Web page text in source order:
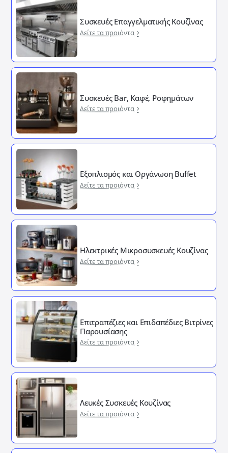
Συσκευές Επαγγελματικής Κουζίνας
Δείτε τα προιόντα
Συσκευές Bar, Καφέ, Ροφημάτων
Δείτε τα προιόντα
Εξοπλισμός και Οργάνωση Buffet
Δείτε τα προιόντα
Ηλεκτρικές Μικροσυσκευές Κουζίνας
Δείτε τα προιόντα
Επιτραπέζιες και Επιδαπέδιες Βιτρίνες
Παρουσίασης
Δείτε τα προιόντα
Λευκές Συσκευές Κουζίνας
Δείτε τα προιόντα